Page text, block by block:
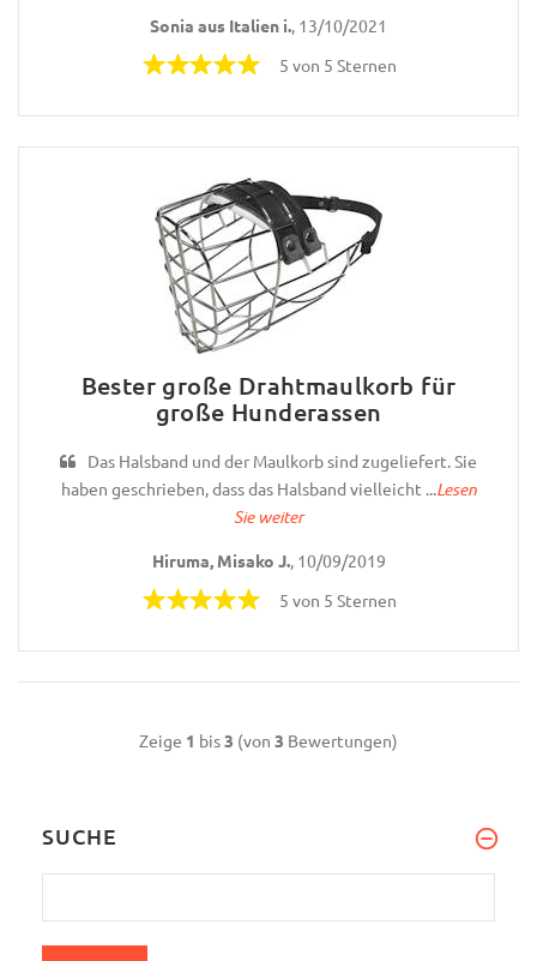
Sonia aus Italien i., 13/10/2021
5 von 5 Sternen
Bester große Drahtmaulkorb für
große Hunderassen
Das Halsband und der Maulkorb sind zugeliefert. Sie
haben geschrieben, dass das Halsband vielleicht ...Lesen
Sie weiter
Hiruma, Misako J., 10/09/2019
5 von 5 Sternen
Zeige 1 bis3 (von 3 Bewertungen)
SUCHE